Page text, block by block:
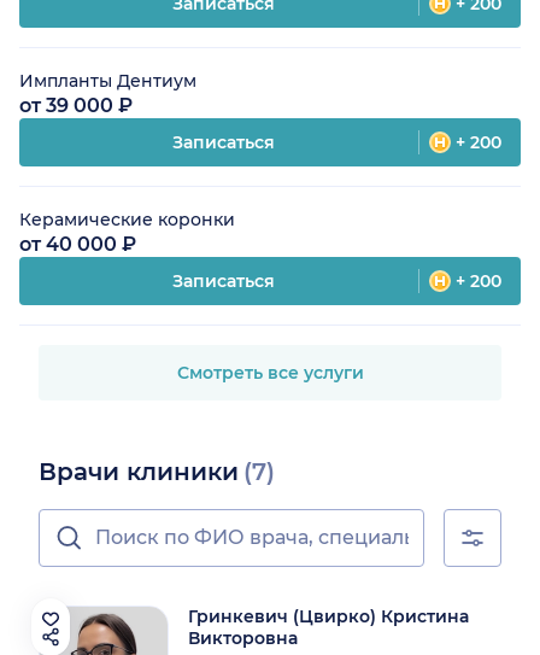
Импланты Дентиум
от 39 000 ₽
Записаться + 200
Керамические коронки
от 40 000 ₽
Записаться + 200
Смотреть все услуги
Врачи клиники (7)
Гринкевич (Цвирко) Кристина
Викторовна